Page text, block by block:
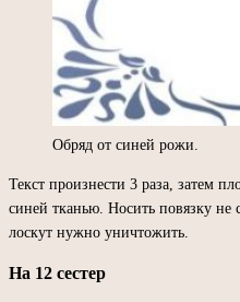
Обряд от синей рожи.
Текст произнести 3 раза, затем
синей тканью. Носить повязку не
лоскут нужно уничтожить.
На 12 сестер